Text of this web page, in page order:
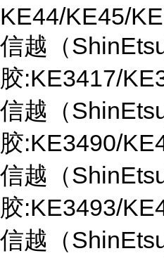
KE44/KE45/
信越（
胶:KE3417/
信越（
胶:KE3490/
信越（
胶:KE3493/
信越（